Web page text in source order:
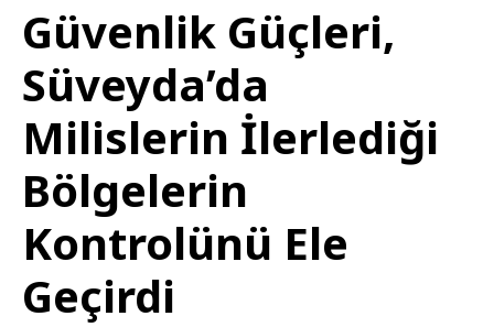
Güvenlik Güçleri,
Süveyda’da
Milislerin İlerlediği
Bölgelerin
Kontrolünü Ele
Geçirdi